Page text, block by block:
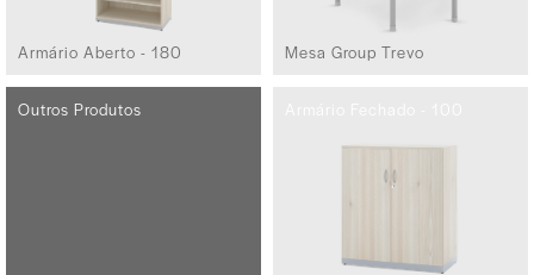
Armário Aberto - 180 Mesa Group Trevo
Outros Produtos